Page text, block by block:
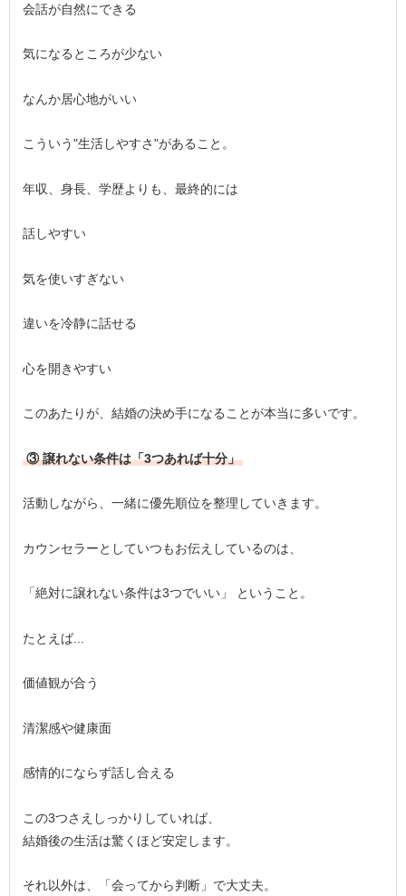
会話が自然にできる
気になるところが少ない
なんか居心地がいい
こういう"生活しやすさ"があること。
年収、身長、学歴よりも、最終的には
話しやすい
気を使いすぎない
違いを冷静に話せる
心を開きやすい
このあたりが、結婚の決め手になることが本当に多いです。
③ 譲れない条件は「3つあれば十分」
活動しながら、一緒に優先順位を整理していきます。
カウンセラーとしていつもお伝えしているのは、
「絶対に譲れない条件は3つでいい」 ということ。
たとえば...
価値観が合う
清潔感や健康面
感情的にならず話し合える
この3つさえしっかりしていれば、
結婚後の生活は驚くほど安定します。
それ以外は、「会ってから判断」で大丈夫。